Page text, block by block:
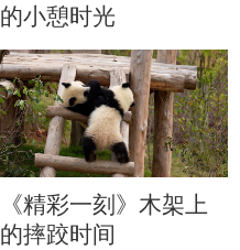
的小憩时光
《精彩一刻》木架上
的摔跤时间